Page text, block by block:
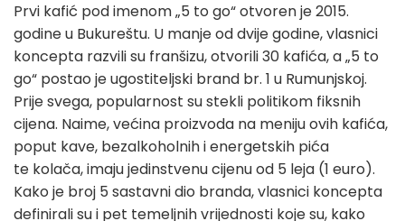
Prvi kafić pod imenom „5 to go“ otvoren je 2015.
godine u Bukureštu. U manje od dvije godine, vlasnici
koncepta razvili su franšizu, otvorili 30 kafića, a „5 to
go“ postao je ugostiteljski brand br. 1 u Rumunjskoj.
Prije svega, popularnost su stekli politikom fiksnih
cijena. Naime, većina proizvoda na meniju ovih kafića,
poput kave, bezalkoholnih i energetskih pića
te kolača, imaju jedinstvenu cijenu od 5 leja (1 euro).
Kako je broj 5 sastavni dio branda, vlasnici koncepta
definirali su i pet temeljnih vrijednosti koje su, kako